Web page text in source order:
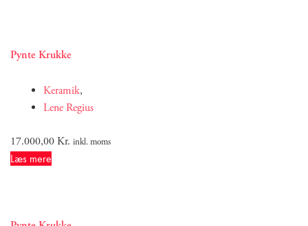
Pynte Krukke
Keramik,
Lene Regius
17.000,00Kr. inkl. moms
Læs mere